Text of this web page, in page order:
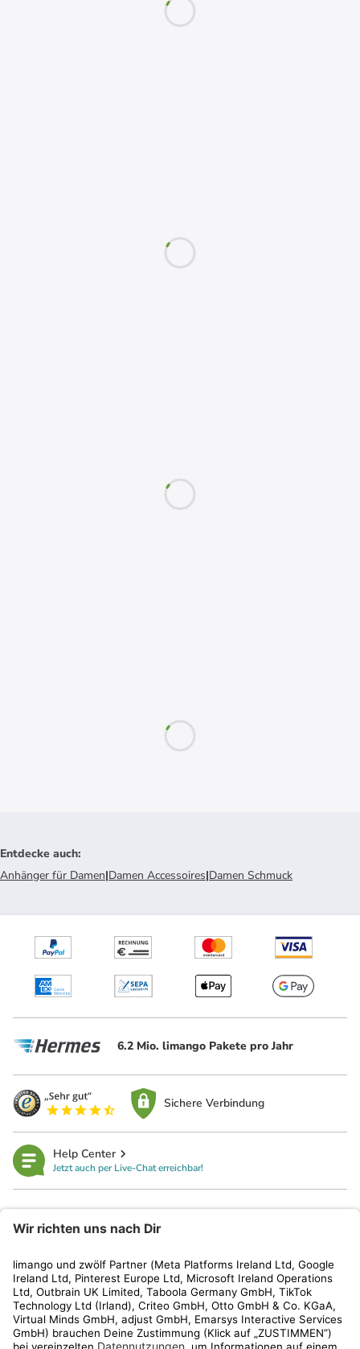
Entdecke auch:
Anhänger für Damen|Damen Accessoires|Damen Schmuck
6.2 Mio. limango Pakete pro Jahr
Sichere Verbindung
Help Center
Jetzt auch per Live-Chat erreichbar!
Kundenservice
Shop